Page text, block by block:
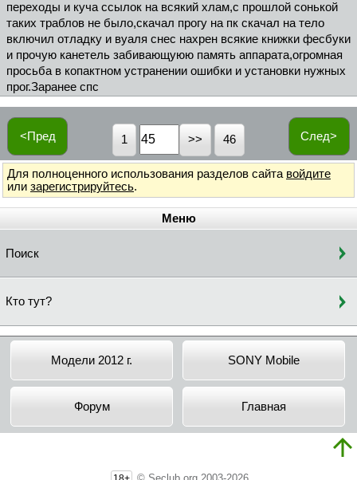
переходы и куча ссылок на всякий хлам,с прошлой сонькой
таких траблов не было,скачал прогу на пк скачал на тело
включил отладку и вуаля снес нахрен всякие книжки фесбуки
и прочую канетель забивающуюю память аппарата,огромная
просьба в копактном устранении ошибки и установки нужных
прог.Заранее спс
<Пред След>
1 46
Для полноценного использования разделов сайта войдите
или зарегистрируйтесь.
Меню
Поиск
Кто тут?
Модели 2012 г. SONY Mobile
Форум Главная